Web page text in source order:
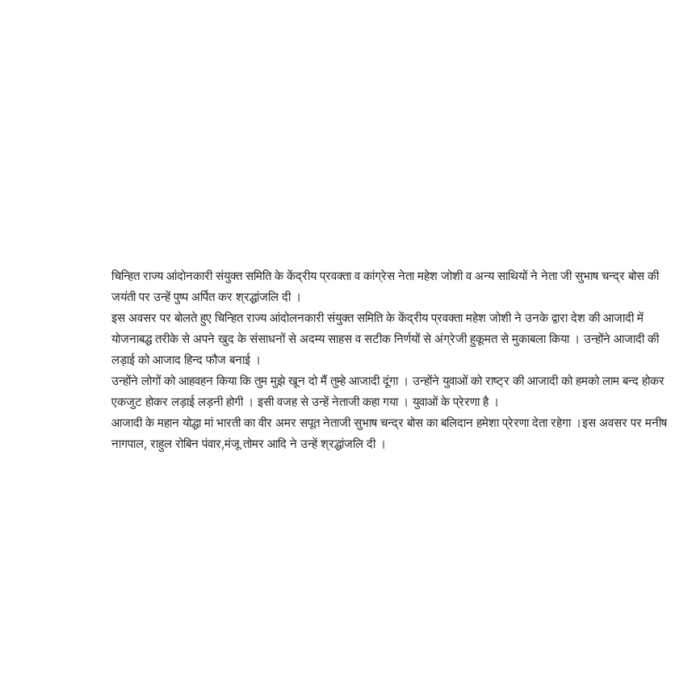
चिन्हित राज्य आंदोनकारी संयुक्त समिति के केंद्रीय प्रवक्ता व कांग्रेस नेता महेश जोशी व अन्य साथियों ने नेता जी सुभाष चन्द्र बोस की
जयंती पर उन्हें पुष्प अर्पित कर श्रद्धांजलि दी ।
इस अवसर पर बोलते हुए चिन्हित राज्य आंदोलनकारी संयुक्त समिति के केंद्रीय प्रवक्ता महेश जोशी ने उनके द्वारा देश की आजादी में
योजनाबद्ध तरीके से अपने खुद के संसाधनों से अदम्य साहस व सटीक निर्णयों से अंग्रेजी हुकूमत से मुकाबला किया । उन्होंने आजादी की
लड़ाई को आजाद हिन्द फौज बनाई ।
उन्होंने लोगों को आहवहन किया कि तुम मुझे खून दो मैं तुम्हे आजादी दूंगा । उन्होंने युवाओं को राष्ट्र की आजादी को हमको लाम बन्द होकर
एकजुट होकर लड़ाई लड़नी होगी । इसी वजह से उन्हें नेताजी कहा गया । युवाओं के प्रेरणा है ।
आजादी के महान योद्धा मां भारती का वीर अमर सपूत नेताजी सुभाष चन्द्र बोस का बलिदान हमेशा प्रेरणा देता रहेगा ।इस अवसर पर मनीष
नागपाल, राहुल रोबिन पंवार,मंजू तोमर आदि ने उन्हें श्रद्धांजलि दी ।